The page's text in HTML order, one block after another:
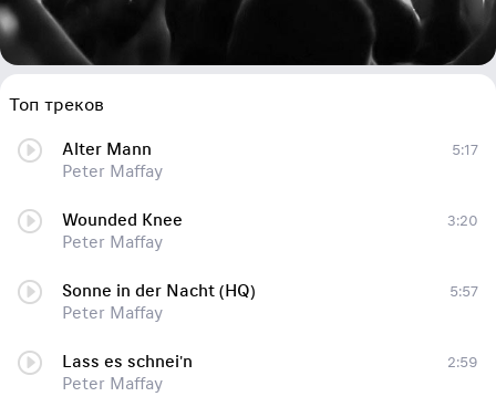
Топ треков
Alter Mann
Peter Maffay
5:17
Wounded Knee
Peter Maffay
3:20
Sonne in der Nacht (HQ)
Peter Maffay
5:57
Lass es schnei'n
Peter Maffay
2:59